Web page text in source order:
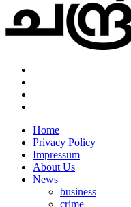
Home
Privacy Policy
Impressum
About Us
News
business
crime